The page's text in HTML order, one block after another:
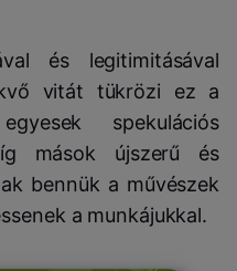
és legitimitásával
vitát tükrözi ez a
spekulációs
mások újszerű és
bennük a művészek
a munkájukkal.